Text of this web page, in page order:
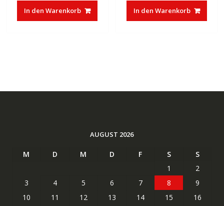
war:
€37,85
ist:
€23,27.
In den Warenkorb
war:
€30,00
ist:
€16,33.
In den Warenkorb
AUGUST 2026
M D M D F S
S
1
2
3
4 5 6 7 8
9
10
11 12 13 14 15
16